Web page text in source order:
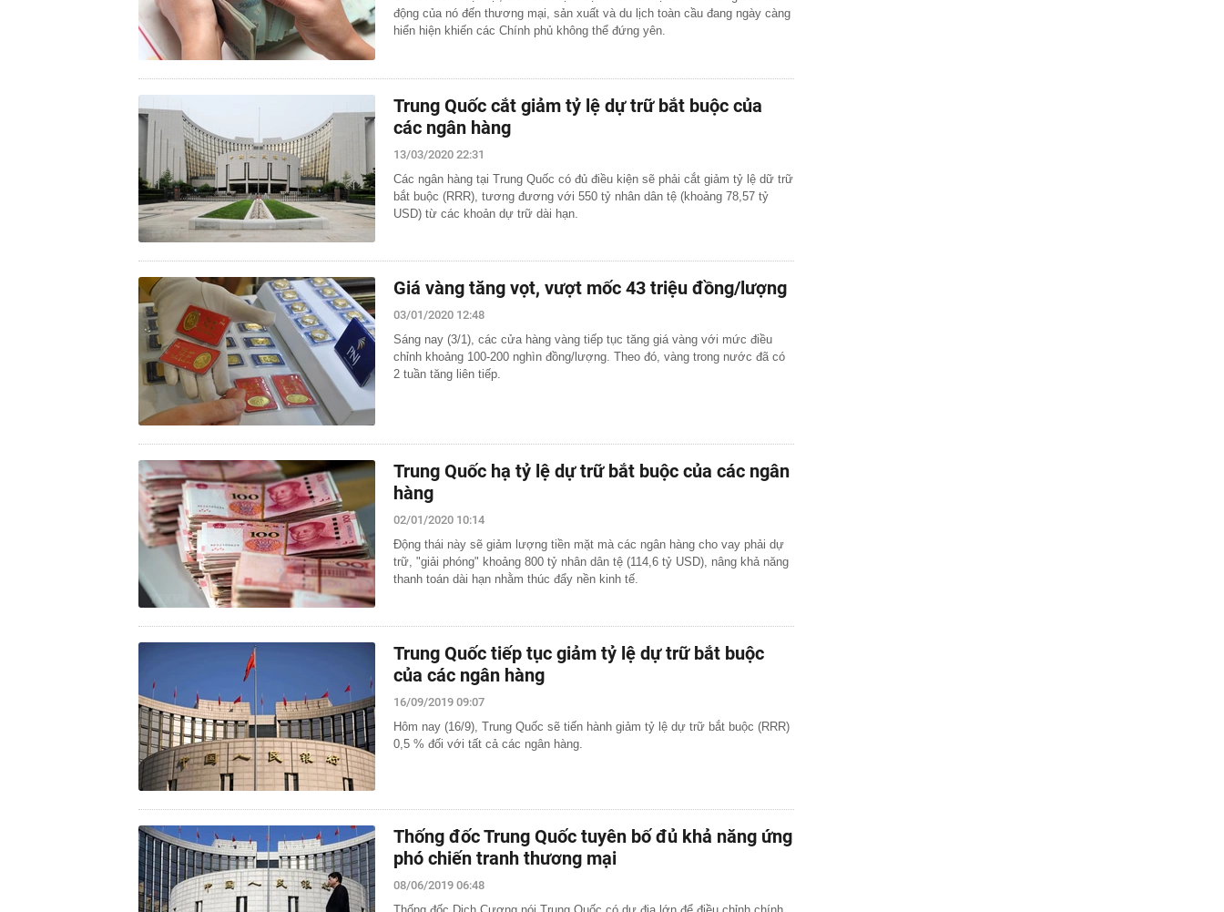
động của nó đến thương mại, sản xuất và du lịch toàn cầu đang ngày càng
hiển hiện khiến các Chính phủ không thể đứng yên.
Trung Quốc cắt giảm tỷ lệ dự trữ bắt buộc của
các ngân hàng
13/03/2020 22:31
Các ngân hàng tại Trung Quốc có đủ điều kiện sẽ phải cắt giảm tỷ lệ dữ trữ
bắt buộc (RRR), tương đương với 550 tỷ nhân dân tệ (khoảng 78,57 tỷ
USD) từ các khoản dự trữ dài hạn.
Giá vàng tăng vọt, vượt mốc 43 triệu đồng/lượng
03/01/2020 12:48
Sáng nay (3/1), các cửa hàng vàng tiếp tục tăng giá vàng với mức điều
chỉnh khoảng 100-200 nghìn đồng/lượng. Theo đó, vàng trong nước đã có
2 tuần tăng liên tiếp.
Trung Quốc hạ tỷ lệ dự trữ bắt buộc của các ngân
hàng
02/01/2020 10:14
Động thái này sẽ giảm lượng tiền mặt mà các ngân hàng cho vay phải dự
trữ, "giải phóng" khoảng 800 tỷ nhân dân tệ (114,6 tỷ USD), nâng khả năng
thanh toán dài hạn nhằm thúc đẩy nền kinh tế.
Trung Quốc tiếp tục giảm tỷ lệ dự trữ bắt buộc
của các ngân hàng
16/09/2019 09:07
Hôm nay (16/9), Trung Quốc sẽ tiến hành giảm tỷ lệ dự trữ bắt buộc (RRR)
0,5 % đối với tất cả các ngân hàng.
Thống đốc Trung Quốc tuyên bố đủ khả năng ứng
phó chiến tranh thương mại
08/06/2019 06:48
Thống đốc Dịch Cương nói Trung Quốc có dư địa lớn để điều chỉnh chính